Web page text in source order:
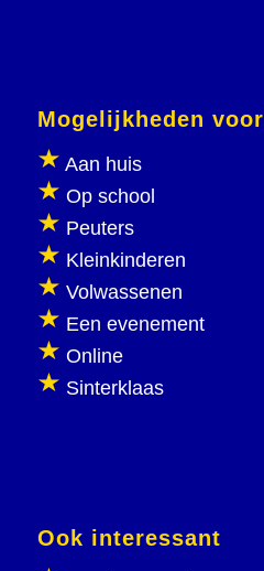
Mogelijkheden voor
Aan huis
Op school
Peuters
Kleinkinderen
Volwassenen
Een evenement
Online
Sinterklaas
Ook interessant